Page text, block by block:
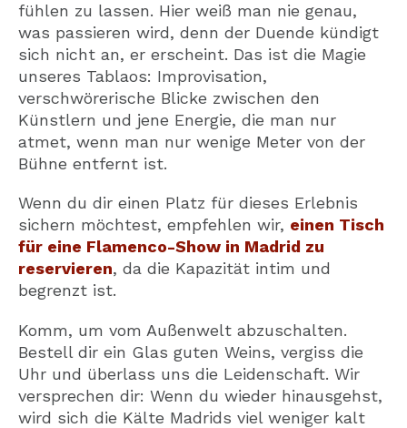
fühlen zu lassen. Hier weiß man nie genau,
was passieren wird, denn der Duende kündigt
sich nicht an, er erscheint. Das ist die Magie
unseres Tablaos: Improvisation,
verschwörerische Blicke zwischen den
Künstlern und jene Energie, die man nur
atmet, wenn man nur wenige Meter von der
Bühne entfernt ist.
Wenn du dir einen Platz für dieses Erlebnis
sichern möchtest, empfehlen wir, einen Tisch
für eine Flamenco-Show in Madrid zu
reservieren, da die Kapazität intim und
begrenzt ist.
Komm, um vom Außenwelt abzuschalten.
Bestell dir ein Glas guten Weins, vergiss die
Uhr und überlass uns die Leidenschaft. Wir
versprechen dir: Wenn du wieder hinausgehst,
wird sich die Kälte Madrids viel weniger kalt